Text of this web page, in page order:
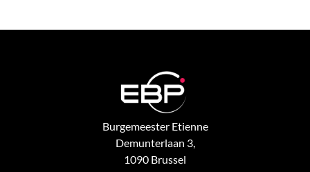
Burgemeester Etienne
Demunterlaan 3,
1090 Brussel